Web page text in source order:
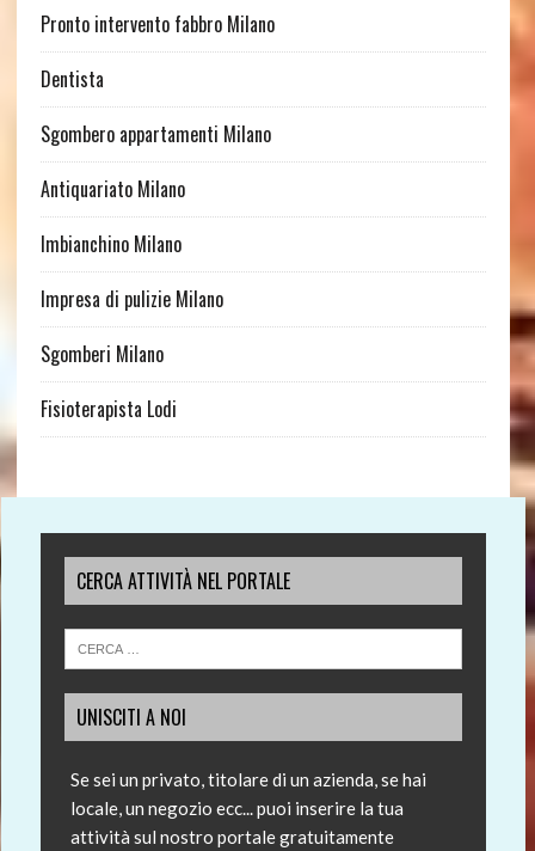
Pronto intervento fabbro Milano
Dentista
Sgombero appartamenti Milano
Antiquariato Milano
Imbianchino Milano
Impresa di pulizie Milano
Sgomberi Milano
Fisioterapista Lodi
CERCA ATTIVITÀ NEL PORTALE
UNISCITI A NOI
Se sei un privato, titolare di un azienda, se hai
locale, un negozio ecc... puoi inserire la tua
attività sul nostro portale gratuitamente